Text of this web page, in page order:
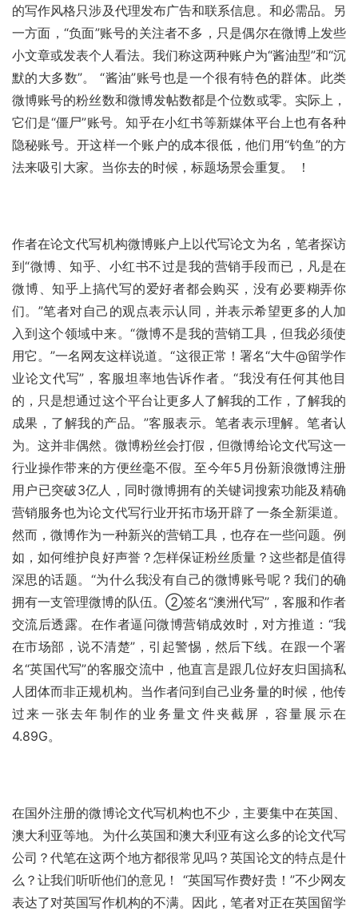
的写作风格只涉及代理发布广告和联系信息。和必需品。另
一方面，“负面”账号的关注者不多，只是偶尔在微博上发些
小文章或发表个人看法。我们称这两种账户为“酱油型”和“沉
默的大多数”。 “酱油”账号也是一个很有特色的群体。此类
微博账号的粉丝数和微博发帖数都是个位数或零。实际上，
它们是“僵尸”账号。知乎在小红书等新媒体平台上也有各种
隐秘账号。开这样一个账户的成本很低，他们用“钓鱼”的方
法来吸引大家。当你去的时候，标题场景会重复。 ！
作者在论文代写机构微博账户上以代写论文为名，笔者探访
到“微博、知乎、小红书不过是我的营销手段而已，凡是在
微博、知乎上搞代写的爱好者都会购买，没有必要糊弄你
们。”笔者对自己的观点表示认同，并表示希望更多的人加
入到这个领域中来。“微博不是我的营销工具，但我必须使
用它。”一名网友这样说道。“这很正常！署名“大牛@留学作
业论文代写”，客服坦率地告诉作者。“我没有任何其他目
的，只是想通过这个平台让更多人了解我的工作，了解我的
成果，了解我的产品。”客服表示。笔者表示理解。笔者认
为。这并非偶然。微博粉丝会打假，但微博给论文代写这一
行业操作带来的方便丝毫不假。至今年5月份新浪微博注册
用户已突破3亿人，同时微博拥有的关键词搜索功能及精确
营销服务也为论文代写行业开拓市场开辟了一条全新渠道。
然而，微博作为一种新兴的营销工具，也存在一些问题。例
如，如何维护良好声誉？怎样保证粉丝质量？这些都是值得
深思的话题。“为什么我没有自己的微博账号呢？我们的确
拥有一支管理微博的队伍。②签名“澳洲代写”，客服和作者
交流后透露。在作者逼问微博营销成效时，对方推道：“我
在市场部，说不清楚”，引起警惕，然后下线。在跟一个署
名“英国代写”的客服交流中，他直言是跟几位好友归国搞私
人团体而非正规机构。当作者问到自己业务量的时候，他传
过来一张去年制作的业务量文件夹截屏，容量展示在
4.89G。
在国外注册的微博论文代写机构也不少，主要集中在英国、
澳大利亚等地。为什么英国和澳大利亚有这么多的论文代写
公司？代笔在这两个地方都很常见吗？英国论文的特点是什
么？让我们听听他们的意见！ “英国写作费好贵！”不少网友
表达了对英国写作机构的不满。因此，笔者对正在英国留学